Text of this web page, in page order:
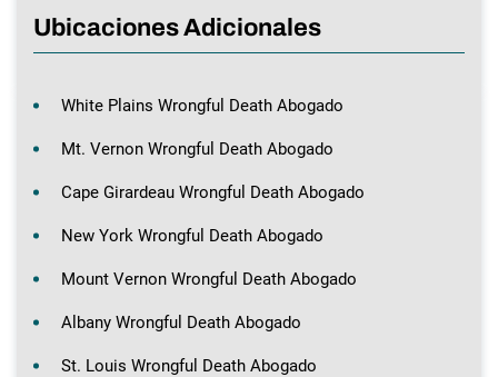
Ubicaciones Adicionales
White Plains Wrongful Death Abogado
Mt. Vernon Wrongful Death Abogado
Cape Girardeau Wrongful Death Abogado
New York Wrongful Death Abogado
Mount Vernon Wrongful Death Abogado
Albany Wrongful Death Abogado
St. Louis Wrongful Death Abogado